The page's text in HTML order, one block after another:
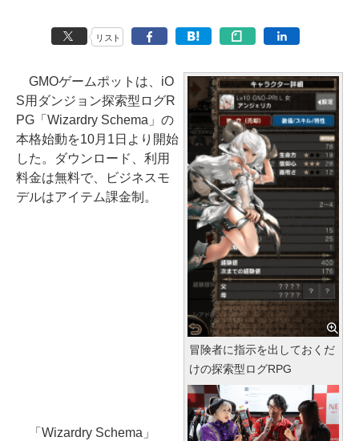
リスト
冒険者に指示を出しておくだ
けの探索型ログRPG
GMOゲームポットは、iO
S用ダンジョン探索型ログR
PG「Wizardry Schema」の
本格始動を10月1日より開始
した。ダウンロード、利用
料金は無料で、ビジネスモ
デルはアイテム課金制。
「Wizardry Schema」